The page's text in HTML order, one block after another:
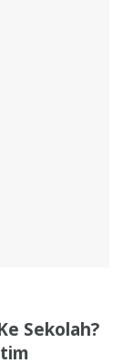
Sekolah?